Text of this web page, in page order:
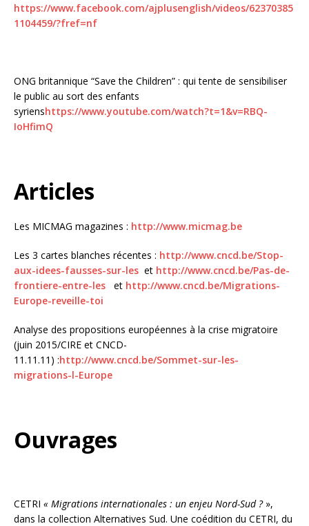
https://www.facebook.com/ajplusenglish/videos/62370385
1104459/?fref=nf
ONG britannique “Save the Children” : qui tente de sensibiliser
le public au sort des enfants
syrienshttps://www.youtube.com/watch?t=1&v=RBQ-
IoHfimQ
Articles
Les MICMAG magazines : http://www.micmag.be
Les 3 cartes blanches récentes : http://www.cncd.be/Stop-
aux-idees-fausses-sur-les et http://www.cncd.be/Pas-de-
frontiere-entre-les et http://www.cncd.be/Migrations-
Europe-reveille-toi
Analyse des propositions européennes à la crise migratoire
(juin 2015/CIRE et CNCD-
11.11.11) :http://www.cncd.be/Sommet-sur-les-
migrations-l-Europe
Ouvrages
CETRI « Migrations internationales : un enjeu Nord-Sud ?»,
dans la collection Alternatives Sud. Une coédition du CETRI, du